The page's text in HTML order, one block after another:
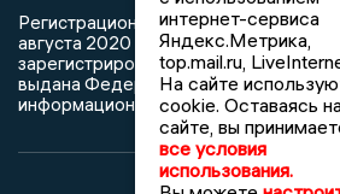
Регистрационный номер: серия Эл
августа 2020 г. согласно выписке из
зарегистрированных средств
выдана Федеральной службой по
информационных технологий и
интернет-сервиса
Яндекс.Метрика,
top.mail.ru,
На сайте
cookie. Оставаясь
сайте, вы
все условия
использования.